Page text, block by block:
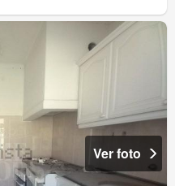
Ver foto